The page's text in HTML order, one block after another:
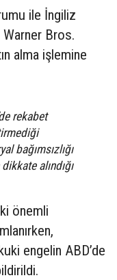
ile İngiliz
Warner Bros.
alma işlemine
rekabet
bağımsızlığı
alındığı
önemli
engelin ABD’de